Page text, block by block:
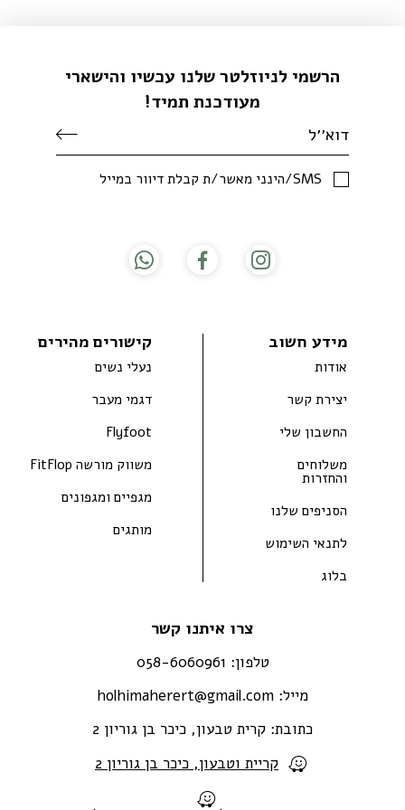
מידע חשוב
אודות
יצירת קשר
החשבון שלי
משלוחים
והחזרות
הסניפים שלנו
לתנאי השימוש
בלוג
קישורים מהירים
נעלי נשים
דגמי מעבר
Flyfoot
משווק מורשה FitFlop
מגפיים ומגפונים
מותגים
צרו איתנו קשר
טלפון: 058-6060961
מייל: holhimaherert@gmail.com
כתובת: קרית טבעון, כיכר בן גוריון 2
קריית וטבעון, כיכר בן גוריון 2
הרשמי לניוזלטר שלנו עכשיו והישארי
מעודכנת תמיד!
SMS/הינני מאשר/ת קבלת דיוור במייל